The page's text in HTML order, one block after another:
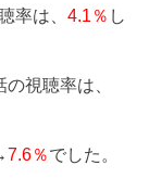
率は、 4.1％ し
の視聴率は、
7.6％でした。